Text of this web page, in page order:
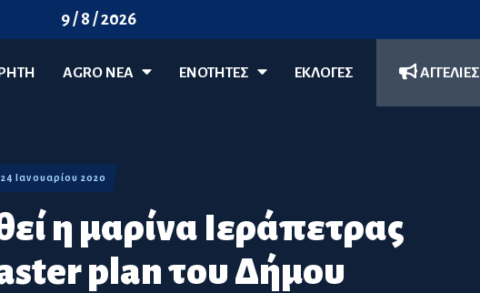
9 / 8 / 2026
AGRO ΝΈΑ ΕΝΟΤΗΤΕΣ ΕΚΛΟΓΕΣ ΑΓΓΕΛΙΕΣ
η μαρίνα Ιεράπετρας
plan του Δήμου
Ιανουαρίου 2020